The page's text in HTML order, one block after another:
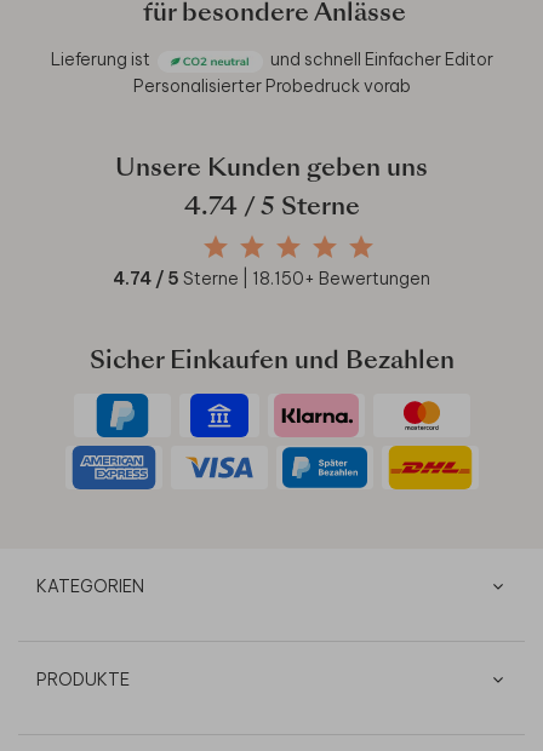
für besondere Anlässe
Lieferung ist und schnell Einfacher Editor
Personalisierter Probedruck vorab
Unsere Kunden geben uns
4.74/ 5 Sterne
4.74 / 5 Sterne | 18.150+ Bewertungen
Sicher Einkaufen und Bezahlen
KATEGORIEN
PRODUKTE